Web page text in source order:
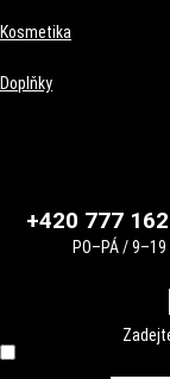
Kosmetika
Doplňky
+420 777
PO–PÁ / 9–19